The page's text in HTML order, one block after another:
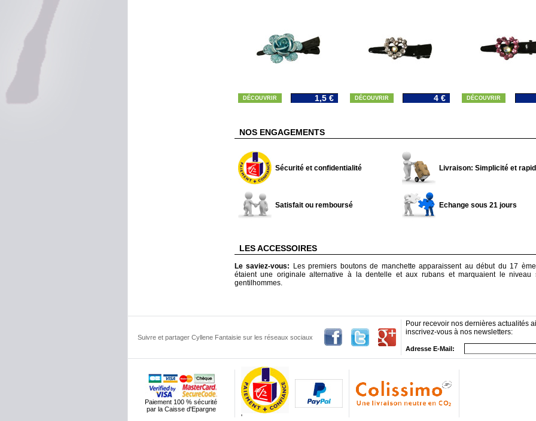
DÉCOUVRIR 1,5 € DÉCOUVRIR 4 € DÉCOUVRIR
NOS ENGAGEMENTS
Sécurité et confidentialité Livraison: Simplicité et
Satisfait ou remboursé Echange sous 21 jours
LES ACCESSOIRES
Le saviez-vous:
Les premiers boutons de manchette apparaissent au début du 17
étaient une originale alternative à la dentelle et aux rubans et marquaient le niveau
gentilhommes.
Suivre et partager Cyllene Fantaisie sur les réseaux sociaux
Pour recevoir nos dernières actualités
inscrivez-vous à nos newsletters:
Adresse E-Mail:
Paiement 100 % sécurité
par la Caisse d'Epargne
'